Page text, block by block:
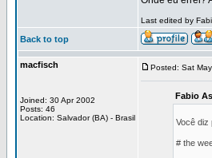
Last edited by
Back to top
macfisch
Joined: 30 Apr 2002
Posts: 46
Location: Salvador (BA) - Brasil
Posted: Sat
Fabio
Você diz
# the